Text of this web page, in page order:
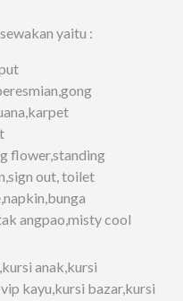
yaitu :
flower,standing
out, toilet
angpao,misty cool
anak,kursi
kayu,kursi bazar,kursi